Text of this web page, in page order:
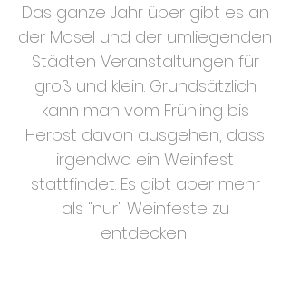
Das ganze Jahr über gibt es an
der Mosel und der umliegenden
Städten Veranstaltungen für
groß und klein. Grundsätzlich
kann man vom Frühling bis
Herbst davon ausgehen, dass
irgendwo ein Weinfest
stattfindet. Es gibt aber mehr
als "nur" Weinfeste zu
entdecken: